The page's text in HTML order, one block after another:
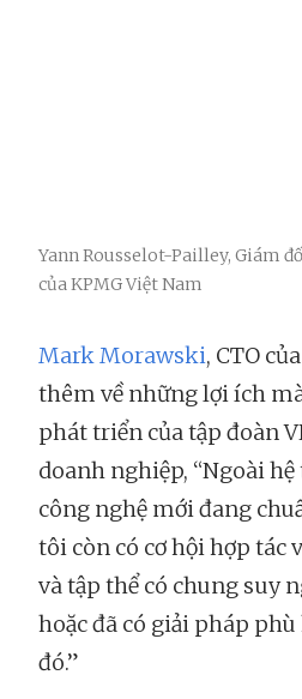
Yann Rousselot-Pailley, Giám
của KPMG Việt Nam
Mark Morawski, CTO của
thêm về những lợi ích
phát triển của tập đoàn
doanh nghiệp, “Ngoài
công nghệ mới đang
tôi còn có cơ hội hợp tác
và tập thể có chung suy
hoặc đã có giải pháp phù
đó.”